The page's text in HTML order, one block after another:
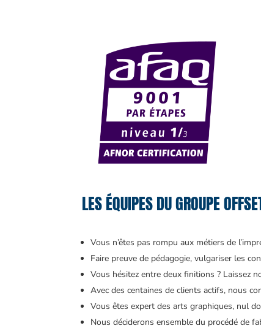
LES ÉQUIPES DU GROUPE
Vous n’êtes pas rompu aux métiers de
Faire preuve de pédagogie, vulgariser les
Vous hésitez entre deux finitions ? Laissez
Avec des centaines de clients actifs, nous
Vous êtes expert des arts graphiques, nul
Nous déciderons ensemble du procédé de